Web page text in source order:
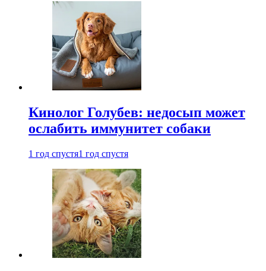
Кинолог Голубев: недосып может
ослабить иммунитет собаки
1 год спустя1 год спустя